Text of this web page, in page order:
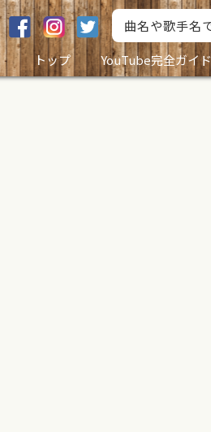
トップ
YouTube完全ガイド